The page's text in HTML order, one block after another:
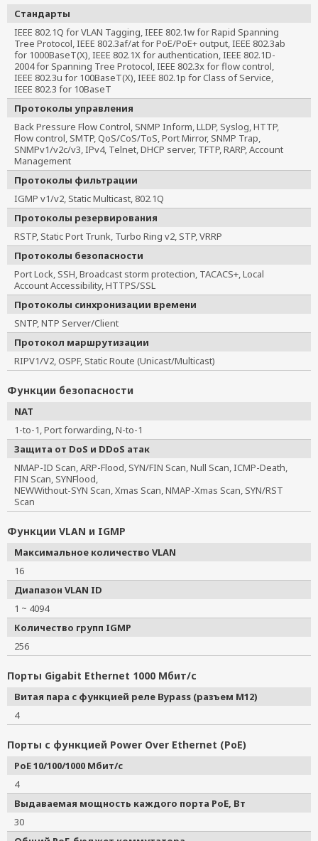
Стандарты
IEEE 802.1Q for VLAN Tagging, IEEE 802.1w for Rapid Spanning
Tree Protocol, IEEE 802.3af/at for PoE/PoE+ output, IEEE 802.3ab
for 1000BaseT(X), IEEE 802.1X for authentication, IEEE 802.1D-
2004 for Spanning Tree Protocol, IEEE 802.3x for flow control,
IEEE 802.3u for 100BaseT(X), IEEE 802.1p for Class of Service,
IEEE 802.3 for 10BaseT
Протоколы управления
Back Pressure Flow Control, SNMP Inform, LLDP, Syslog, HTTP,
Flow control, SMTP, QoS/CoS/ToS, Port Mirror, SNMP Trap,
SNMPv1/v2c/v3, IPv4, Telnet, DHCP server, TFTP, RARP, Account
Management
Протоколы фильтрации
IGMP v1/v2, Static Multicast, 802.1Q
Протоколы резервирования
RSTP, Static Port Trunk, Turbo Ring v2, STP, VRRP
Протоколы безопасности
Port Lock, SSH, Broadcast storm protection, TACACS+, Local
Account Accessibility, HTTPS/SSL
Протоколы синхронизации времени
SNTP, NTP Server/Client
Протокол маршрутизации
RIPV1/V2, OSPF, Static Route (Unicast/Multicast)
Функции безопасности
NAT
1-to-1, Port forwarding, N-to-1
Защита от DoS и DDoS атак
NMAP-ID Scan, ARP-Flood, SYN/FIN Scan, Null Scan, ICMP-Death,
FIN Scan, SYNFlood,
NEWWithout-SYN Scan, Xmas Scan, NMAP-Xmas Scan, SYN/RST
Scan
Функции VLAN и IGMP
Максимальное количество VLAN
16
Диапазон VLAN ID
1 ~ 4094
Количество групп IGMP
256
Порты Gigabit Ethernet 1000 Мбит/с
Витая пара с функцией реле Bypass (разъем M12)
4
Порты с функцией Power Over Ethernet (PoE)
PoE 10/100/1000 Мбит/с
4
Выдаваемая мощность каждого порта PoE, Вт
30